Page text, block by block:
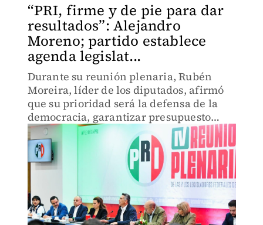
“PRI, firme y de pie para dar
resultados”: Alejandro
Moreno; partido establece
agenda legislat...
Durante su reunión plenaria, Rubén
Moreira, líder de los diputados, afirmó
que su prioridad será la defensa de la
democracia, garantizar presupuesto
para salud, así como conocer la
perspectiva económica para 2026.